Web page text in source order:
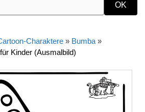
Charaktere » Bumba »
Kinder (Ausmalbild)